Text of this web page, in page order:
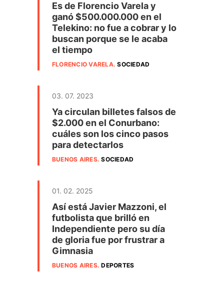
Es de Florencio Varela y
ganó $500.000.000 en el
Telekino: no fue a cobrar y lo
buscan porque se le acaba
el tiempo
FLORENCIO VARELA.SOCIEDAD
03. 07. 2023
Ya circulan billetes falsos de
$2.000 en el Conurbano:
cuáles son los cinco pasos
para detectarlos
BUENOS AIRES.SOCIEDAD
01. 02. 2025
Así está Javier Mazzoni, el
futbolista que brilló en
Independiente pero su día
de gloria fue por frustrar a
Gimnasia
BUENOS AIRES.DEPORTES